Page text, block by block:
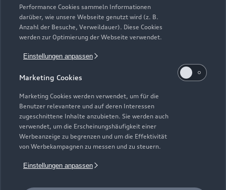
Performance Cookies sammeln Informationen
darüber, wie unsere Webseite genutzt wird (z. B.
Anzahl der Besuche, Verweildauer). Diese Cookies
werden zur Optimierung der Webseite verwendet.
Einstellungen anpassen
Marketing Cookies
Marketing Cookies werden verwendet, um für die
Benutzer relevantere und auf deren Interessen
zugeschnittene Inhalte anzubieten. Sie werden auch
verwendet, um die Erscheinungshäufigkeit einer
Werbeanzeige zu begrenzen und um die Effektivität
von Werbekampagnen zu messen und zu steuern.
Einstellungen anpassen
Elektromodelle
Plug-in-Hybride
Neuwagensuche
Gebrauchtwagensuche
Geschäftskunden
Service & Zubehör
Saisonale Angebote
Audi Services
Garantie
Audi digital services
myAudi
Support
Audi Code
Häufige Fragen (FAQ)
Audi Online Beratung
Online-Terminvereinbarung
Servicekontakt
Über Audi
Unternehmen
Karriere
Investor Relations
© 2026 AUDI AG. Alle Rechte vorbehalten
Impressum Rechtliches